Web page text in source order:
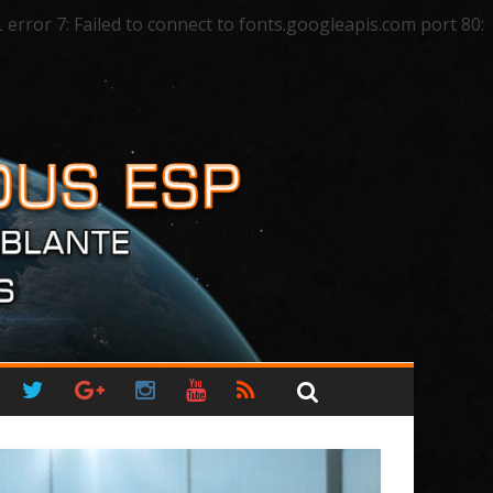
7: Failed to connect to fonts.googleapis.com port 80: